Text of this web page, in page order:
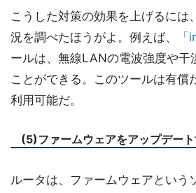
こうした対策の効果を上げるには
況を調べたほうがよ。例えば、
ールは、無線LANの電波強度や干
ことができる。このツールは有償
利用可能だ。
(5)ファームウェアをアップデー
ルータは、ファームウェアという